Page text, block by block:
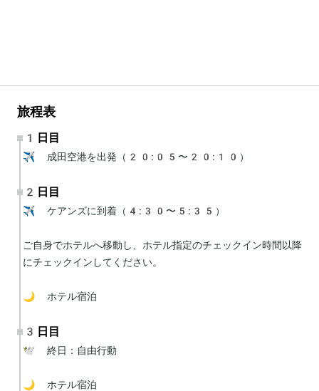
旅程表
1日目
✈️ 成田空港を出発（20:05〜20:10）
2日目
✈️ ケアンズに到着（4:30〜5:35）
ご自身でホテルへ移動し、ホテル指定のチェックイン時間以降
にチェックインしてください。
🌙 ホテル宿泊
3日目
🕊 終日：自由行動
🌙 ホテル宿泊